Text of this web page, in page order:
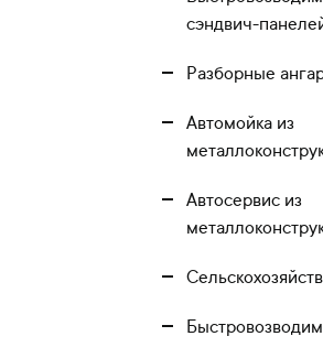
сэндвич-
Разборные
Автомойка из
Автосервис из